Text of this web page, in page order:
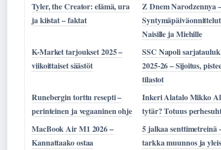
Tyler, the Creator: elämä, ura
ja kiistat – faktat
Z Dnem Narodzennya
Syntymäpäiväonnittelut
Naisille ja Miehille
K-Market tarjoukset 2025 –
viikoittaiset säästöt
SSC Napoli
2025-26 – Sijoitus,
tilastot
Runebergin torttu resepti –
perinteinen ja vegaaninen ohje
Inkeri Alatalo Mikko
tytär? Totuus
MacBook Air M1 2026 –
Kannattaako ostaa
5 jalkaa senttimetreinä
tarkka muunnos ja